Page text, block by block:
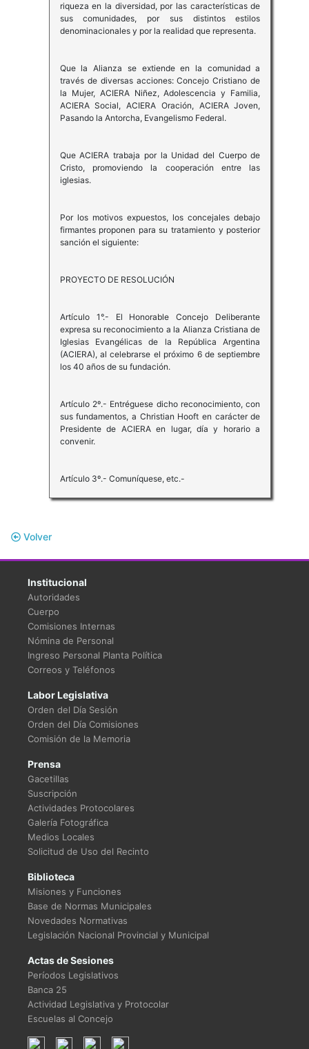
riqueza en la diversidad, por las características de
sus comunidades, por sus distintos estilos
denominacionales y por la realidad que representa.
Que la Alianza se extiende en la comunidad a
través de diversas acciones: Concejo Cristiano de
la Mujer, ACIERA Niñez, Adolescencia y Familia,
ACIERA Social, ACIERA Oración, ACIERA Joven,
Pasando la Antorcha, Evangelismo Federal.
Que ACIERA trabaja por la Unidad del Cuerpo de
Cristo, promoviendo la cooperación entre las
iglesias.
Por los motivos expuestos, los concejales debajo
firmantes proponen para su tratamiento y posterior
sanción el siguiente:
PROYECTO DE RESOLUCIÓN
Artículo 1°.- El Honorable Concejo Deliberante
expresa su reconocimiento a la Alianza Cristiana de
Iglesias Evangélicas de la República Argentina
(ACIERA), al celebrarse el próximo 6 de septiembre
los 40 años de su fundación.
Artículo 2º.- Entréguese dicho reconocimiento, con
sus fundamentos, a Christian Hooft en carácter de
Presidente de ACIERA en lugar, día y horario a
convenir.
Artículo 3º.- Comuníquese, etc.-
Volver
Institucional
Autoridades
Cuerpo
Comisiones Internas
Nómina de Personal
Ingreso Personal Planta Política
Correos y Teléfonos
Labor Legislativa
Orden del Día Sesión
Orden del Día Comisiones
Comisión de la Memoria
Prensa
Gacetillas
Suscripción
Actividades Protocolares
Galería Fotográfica
Medios Locales
Solicitud de Uso del Recinto
Biblioteca
Misiones y Funciones
Base de Normas Municipales
Novedades Normativas
Legislación Nacional Provincial y Municipal
Actas de Sesiones
Períodos Legislativos
Banca 25
Actividad Legislativa y Protocolar
Escuelas al Concejo